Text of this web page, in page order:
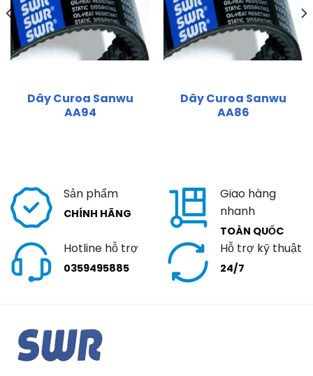
Dây Curoa Sanwu
AA94
Dây Curoa Sanwu
AA86
Sản phẩm
CHÍNH HÃNG
Giao hàng
nhanh
TOÀN QUỐC
Hotline hỗ trợ
0359495885
Hỗ trợ kỹ thuật
24/7